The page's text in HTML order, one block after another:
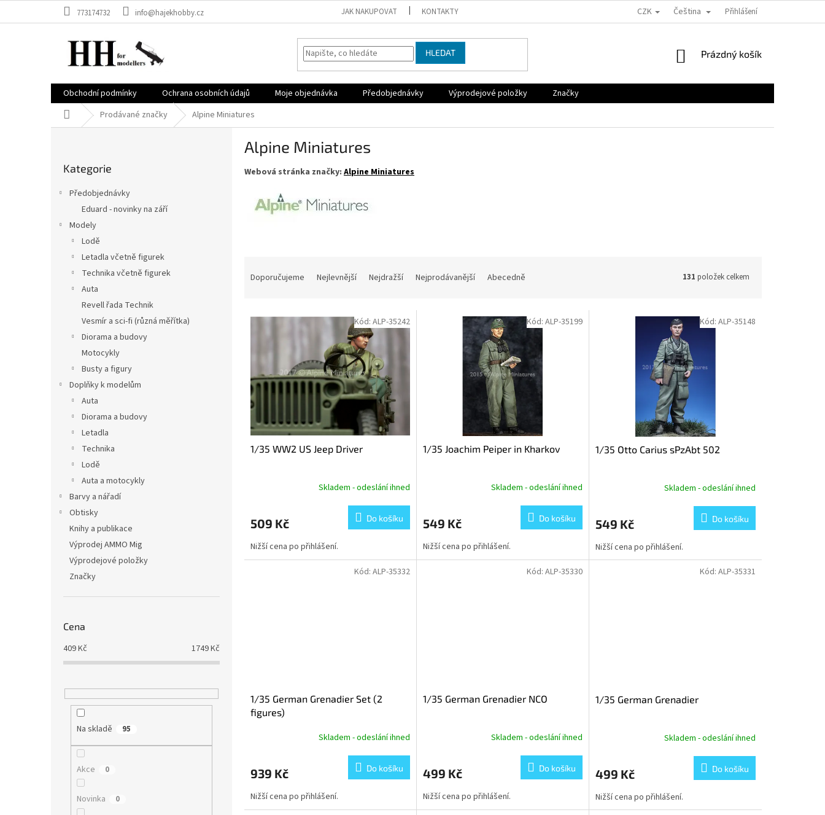
773174732 info@hajekhobby.cz JAK NAKUPOVAT KONTAKTY CZK Čeština Přihlášení
HLEDAT
NÁKUPNÍ
Prázdný košík
Obchodní podmínky Ochrana osobních údajů Moje objednávka Předobjednávky Výprodejové položky
Značky
Domů Prodávané značky Alpine Miniatures
kategorie
Kategorie
Předobjednávky
Eduard - novinky na září
Modely
Lodě
Letadla včetně figurek
Technika včetně figurek
Auta
Revell řada Technik
Vesmír a sci-fi (různá měřítka)
Diorama a budovy
Motocykly
Busty a figury
Doplňky k modelům
Auta
Diorama a budovy
Letadla
Technika
Lodě
Auta a motocykly
Barvy a nářadí
Obtisky
Knihy a publikace
Výprodej AMMO Mig
Výprodejové položky
Značky
Cena
409Kč 1749Kč
Na skladě 95
Akce 0
Novinka 0
Alpine Miniatures
Webová stránka značky: Alpine Miniatures
n
Doporučujeme Nejlevnější Nejdražší Nejprodávanější Abecedně 131 položek celkem
V
p
1/35 WW2 US Jeep Driver
Skladem - odeslání ihned
509 Kč Do košíku
Nižší cena po přihlášení.
Kód: ALP-35242
1/35 Joachim Peiper in Kharkov
Skladem - odeslání ihned
549 Kč Do košíku
Nižší cena po přihlášení.
Kód: ALP-35199
1/35 Otto Carius sPzAbt 502
Skladem - odeslání ihned
549 Kč Do košíku
Nižší cena po přihlášení.
Kód: ALP-35148
1/35 German Grenadier Set (2
figures)
Skladem - odeslání ihned
939 Kč Do košíku
Nižší cena po přihlášení.
Kód: ALP-35332
1/35 German Grenadier NCO
Skladem - odeslání ihned
499 Kč Do košíku
Nižší cena po přihlášení.
Kód: ALP-35330
1/35 German Grenadier
Skladem - odeslání ihned
499 Kč Do košíku
Nižší cena po přihlášení.
Kód: ALP-35331